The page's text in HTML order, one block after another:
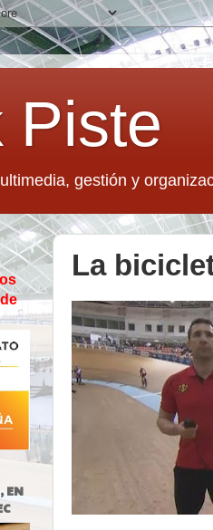
Piste
gestión y
La
EN